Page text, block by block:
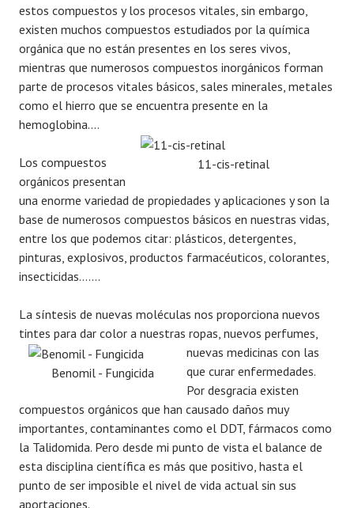
estos compuestos y los procesos vitales, sin embargo,
existen muchos compuestos estudiados por la química
orgánica que no están presentes en los seres vivos,
mientras que numerosos compuestos inorgánicos forman
parte de procesos vitales básicos, sales minerales, metales
como el hierro que se encuentra presente en la
hemoglobina….
11-cis-retinal
Los compuestos
orgánicos presentan
una enorme variedad de propiedades y aplicaciones y son la
base de numerosos compuestos básicos en nuestras vidas,
entre los que podemos citar: plásticos, detergentes,
pinturas, explosivos, productos farmacéuticos, colorantes,
insecticidas…….
La síntesis de nuevas moléculas nos proporciona nuevos
tintes para dar color a nuestras ropas, nuevos
Benomil - Fungicida
perfumes,
nuevas medicinas con las
que curar enfermedades.
Por desgracia existen
compuestos orgánicos que han causado daños muy
importantes, contaminantes como el DDT, fármacos como
la Talidomida. Pero desde mi punto de vista el balance de
esta disciplina científica es más que positivo, hasta el
punto de ser imposible el nivel de vida actual sin sus
aportaciones.